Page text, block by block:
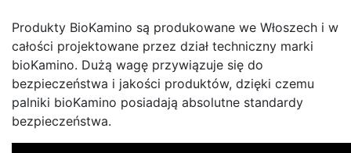
Produkty BioKamino są produkowane we Włoszech i w
całości projektowane przez dział techniczny marki
bioKamino. Dużą wagę przywiązuje się do
bezpieczeństwa i jakości produktów, dzięki czemu
palniki bioKamino posiadają absolutne standardy
bezpieczeństwa.